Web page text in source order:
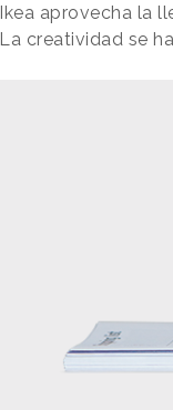
Ikea aprovecha la
La creatividad se